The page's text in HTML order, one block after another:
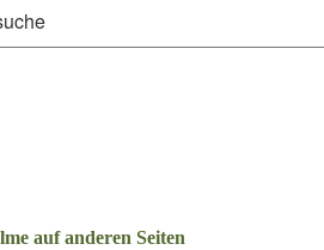
auf anderen Seiten